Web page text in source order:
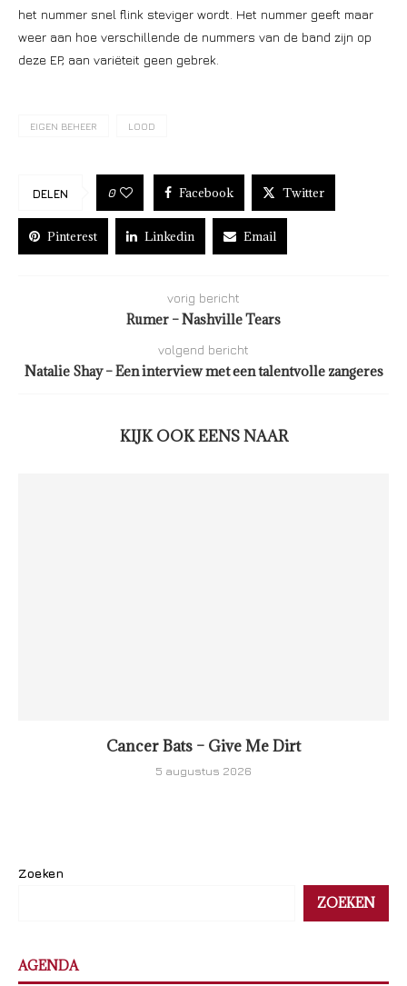
het nummer snel flink steviger wordt. Het nummer geeft maar
weer aan hoe verschillende de nummers van de band zijn op
deze EP, aan variëteit geen gebrek.
EIGEN BEHEER LOOD
DELEN 0 Facebook Twitter
Pinterest Linkedin Email
vorig bericht
Rumer – Nashville Tears
volgend bericht
Natalie Shay – Een interview met een talentvolle zangeres
KIJK OOK EENS NAAR
Cancer Bats – Give Me Dirt
5 augustus 2026
Zoeken
ZOEKEN
AGENDA